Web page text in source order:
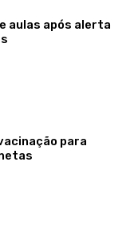
aulas após alerta
para